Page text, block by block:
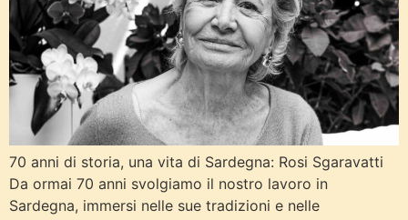
70 anni di storia, una vita di Sardegna: Rosi Sgaravatti
Da ormai 70 anni svolgiamo il nostro lavoro in
Sardegna, immersi nelle sue tradizioni e nelle